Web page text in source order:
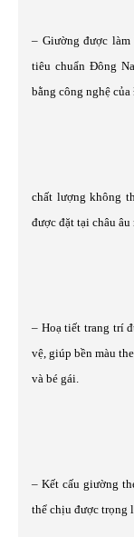
– Giường được
tiêu chuẩn Đông
bằng công nghệ
chất lượng không
được đặt tại châu
– Hoạ tiết trang trí
vệ, giúp bền màu
và bé gái.
– Kết cấu giường
thể chịu được trọng